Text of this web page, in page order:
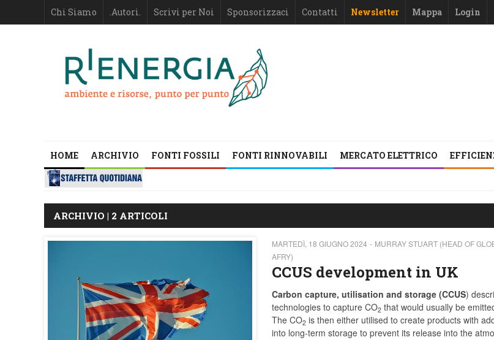
Chi Siamo .Autori. Scrivi per Noi Sponsorizzaci Contatti Newsletter Mappa Login
HOME ARCHIVIO FONTI FOSSILI FONTI RINNOVABILI MERCATO ELETTRICO
ARCHIVIO | 2 ARTICOLI
MARTEDÌ, 18 GIUGNO 2024
MURRAY STUART (HEAD OF
AFRY)
CCUS development in UK
Carbon capture, utilisation and storage (CCUS)
technologies to capture CO2that would usually be
The CO2is then either utilised to create products with
into long-term storage to prevent its release into the